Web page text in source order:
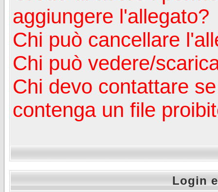
aggiungere l'allegato?
Chi può cancellare
Chi può vedere/
Chi devo contattare
contenga un file
Login